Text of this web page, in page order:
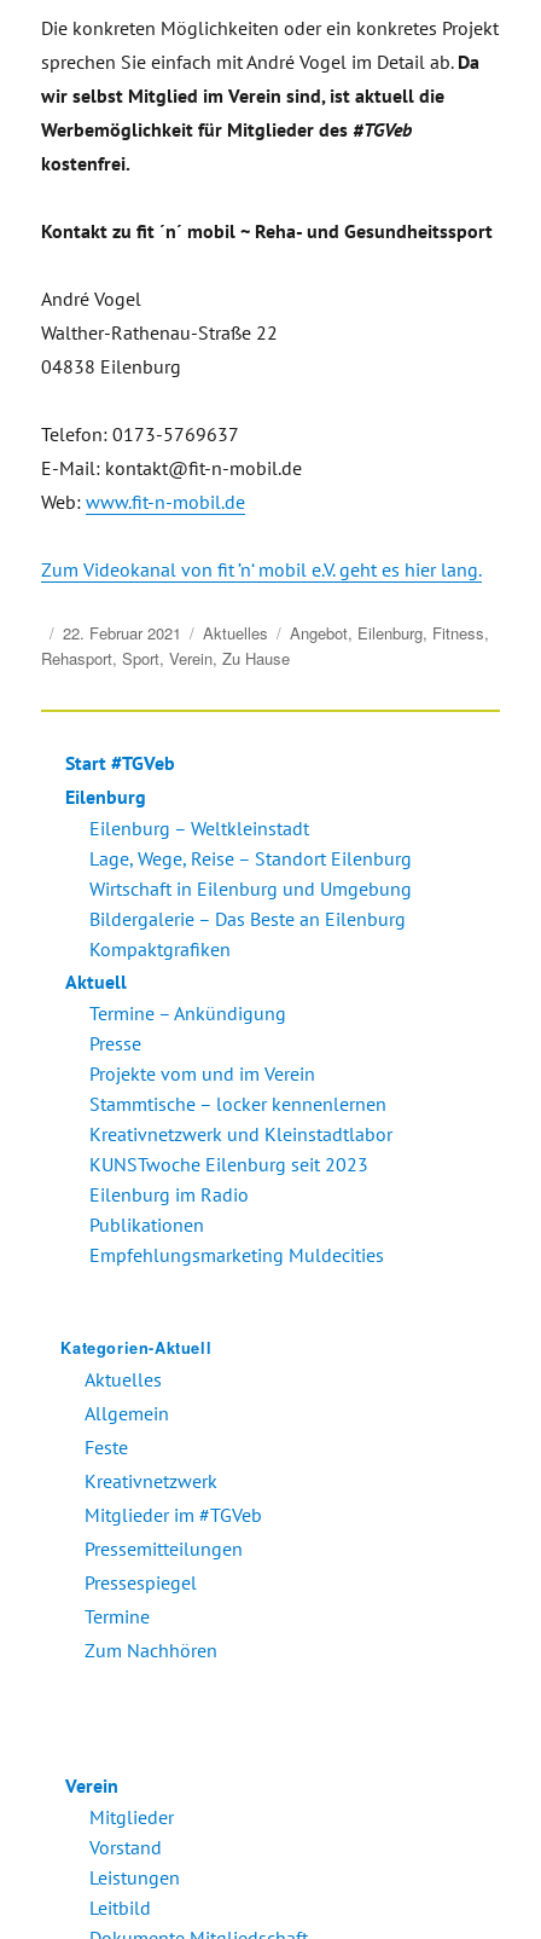
Die konkreten Möglichkeiten oder ein konkretes Projekt
sprechen Sie einfach mit André Vogel im Detail ab. Da
wir selbst Mitglied im Verein sind, ist aktuell die
Werbemöglichkeit für Mitglieder des#TGVeb
kostenfrei.
Kontakt zu fit ´n´ mobil ~ Reha- und Gesundheitssport
André Vogel
Walther-Rathenau-Straße 22
04838 Eilenburg
Telefon: 0173-5769637
E-Mail: kontakt@fit-n-mobil.de
Web:www.fit-n-mobil.de
Zum Videokanal von fit ’n‘ mobil e.V. geht es hier lang.
Veröffentlicht
am
22. Februar 2021 Kategorien
Aktuelles Schlagwörter
Angebot, Eilenburg, Fitness,
Rehasport,Sport,Verein,Zu Hause
Start #TGVeb
Eilenburg
Eilenburg – Weltkleinstadt
Lage, Wege, Reise – Standort Eilenburg
Wirtschaft in Eilenburg und Umgebung
Bildergalerie – Das Beste an Eilenburg
Kompaktgrafiken
Aktuell
Termine – Ankündigung
Presse
Projekte vom und im Verein
Stammtische – locker kennenlernen
Kreativnetzwerk und Kleinstadtlabor
KUNSTwoche Eilenburg seit 2023
Eilenburg im Radio
Publikationen
Empfehlungsmarketing Muldecities
Kategorien-Aktuell
Aktuelles
Allgemein
Feste
Kreativnetzwerk
Mitglieder im #TGVeb
Pressemitteilungen
Pressespiegel
Termine
Zum Nachhören
Verein
Mitglieder
Vorstand
Leistungen
Leitbild